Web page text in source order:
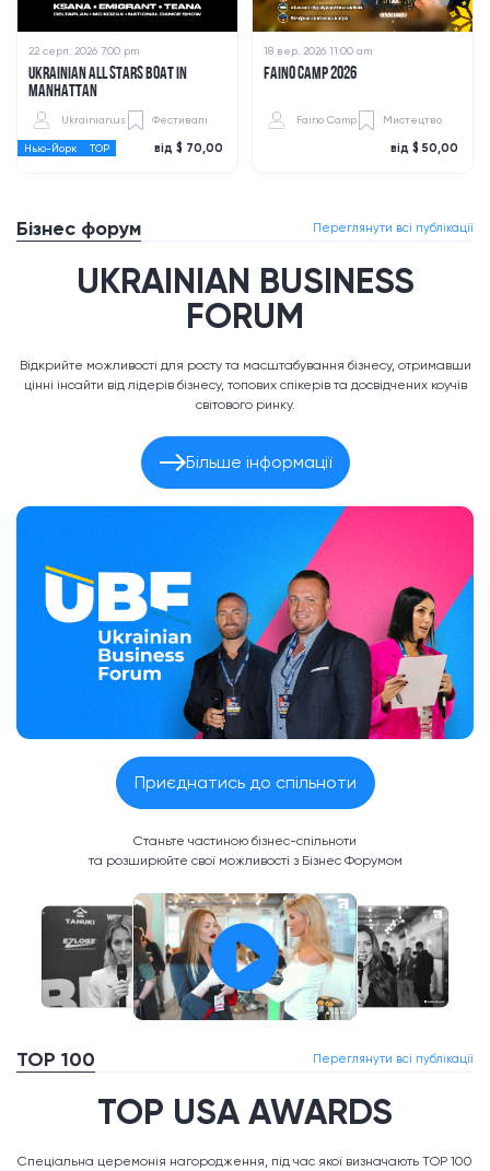
22 серп. 2026 7:00 pm
UKRAINIAN ALL STARS BOAT IN
MANHATTAN
Ukrainian.us Фестивалі
Нью-Йорк TOP від $ 70,00
18 вер. 2026 11:00 am
FAINO CAMP 2026
Faino Camp Мистецтво
від $ 50,00
Бізнес форум Переглянути всі публікації
UKRAINIAN BUSINESS
FORUM
Відкрийте можливості для росту та масштабування бізнесу, отримавши
цінні інсайти від лідерів бізнесу, топових спікерів та досвідчених коучів
світового ринку.
Більше інформації
Приєднатись до спільноти
Станьте частиною бізнес-спільноти
та розширюйте свої можливості з Бізнес Форумом
TOP 100 Переглянути всі публікації
TOP USA AWARDS
Спеціальна церемонія нагородження, під час якої визначають TOP 100